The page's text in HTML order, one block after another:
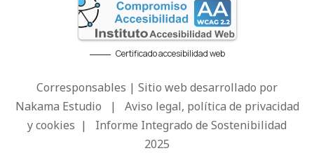
Certificado accesibilidad web
Corresponsables | Sitio web desarrollado por
Nakama Estudio | Aviso legal, política de privacidad
y cookies | Informe Integrado de Sostenibilidad
2025